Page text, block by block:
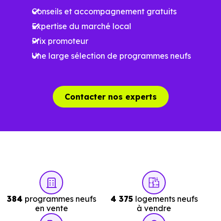
applicables à votre secteur.
Dans le cas de la TVA réduite à 7 %, il est possible
d'en bénéficier selon les mêmes conditions, mais
prédatant Janvier 2014.
Nos conseillersImmobilier Neuf Nantes
Pour aller plus loin, voir tous nos
immobiliers neufs à Saint-Hilaire-de-Riez (85270)
Conseils et accompagnement gratuits
Expertise du marché local
Prix promoteur
Une large sélection de programmes neufs
Contacter nos experts
384 programmes neufs
en vente
4 375 logements neufs
à vendre